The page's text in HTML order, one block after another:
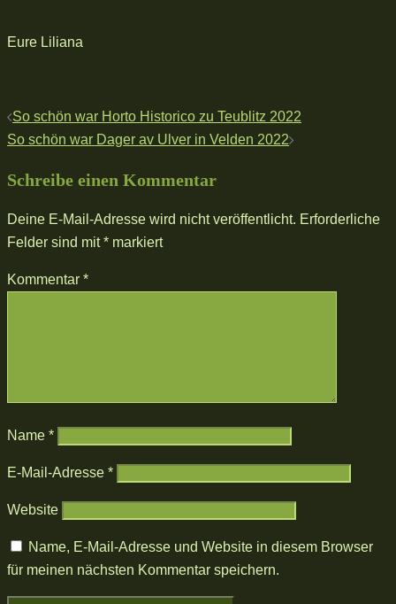
Eure Liliana
Beitragsnavigation
So schön war Horto Historico zu Teublitz 2022
So schön war Dager av Ulver in Velden 2022
Schreibe einen Kommentar
Deine E-Mail-Adresse wird nicht veröffentlicht. Erforderliche
Felder sind mit* markiert
Kommentar *
Name *
E-Mail-Adresse *
Website
Name, E-Mail-Adresse und Website in diesem Browser
für meinen nächsten Kommentar speichern.